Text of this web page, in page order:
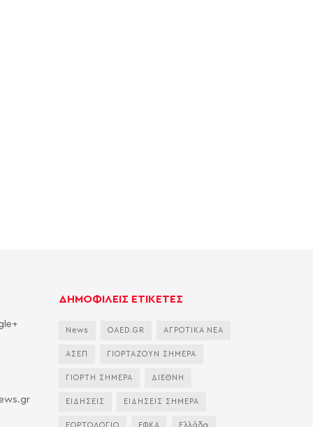
ΔΗΜΟΦΙΛΕΙΣ ΕΤΙΚΕΤΕΣ
News OAED.GR ΑΓΡΟΤΙΚΑ ΝΕΑ
ΑΣΕΠ ΓΙΟΡΤΑΖΟΥΝ ΣΗΜΕΡΑ
ΓΙΟΡΤΗ ΣΗΜΕΡΑ ΔΙΕΘΝΗ
ΕΙΔΗΣΕΙΣ ΕΙΔΗΣΕΙΣ ΣΗΜΕΡΑ
ΕΟΡΤΟΛΟΓΙΟ ΕΦΚΑ Ελλάδα